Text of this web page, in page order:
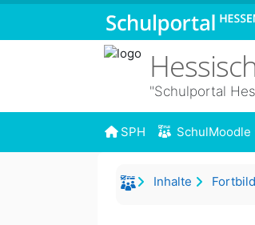
Zum Hauptinhalt
"Schulportal
SPH SchulMoodle
Inhalte